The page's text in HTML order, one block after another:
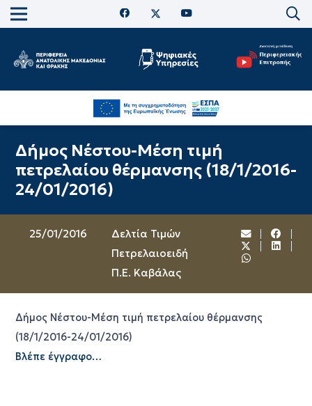
Δήμος Νέστου-Μέση τιμή
πετρελαίου θέρμανσης (18/1/2016-
24/01/2016)
25/01/2016
Δελτία Τιμών
Πετρελαιοειδή
Π.Ε. Καβάλας
Δήμος Νέστου-Μέση τιμή πετρελαίου θέρμανσης
(18/1/2016-24/01/2016)
Βλέπε έγγραφο…